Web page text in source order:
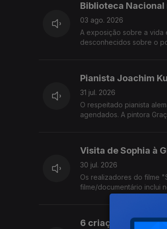
Biblioteca Nacional
03 ago. 2026
A exposição sobre a vida
desconhecidos sobre o
Pianista Joachim
31 jul. 2026
O respeitado pianista
agendados. A pintora
Visita de Sophia à
30 jul. 2026
Os realizadores do filme
filme/documentário inclui
maratona de piano, para
6 criações em